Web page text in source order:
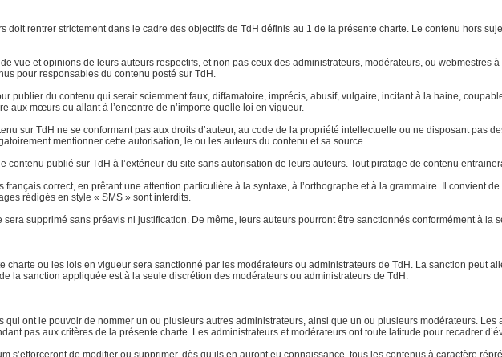
doit rentrer strictement dans le cadre des objectifs de TdH définis au 1 de la présente charte. Le contenu hors
vue et opinions de leurs auteurs respectifs, et non pas ceux des administrateurs, modérateurs, ou webmestres
pour responsables du contenu posté sur TdH.
publier du contenu qui serait sciemment faux, diffamatoire, imprécis, abusif, vulgaire, incitant à la haine,
aux mœurs ou allant à l’encontre de n’importe quelle loi en vigueur.
sur TdH ne se conformant pas aux droits d’auteur, au code de la propriété intellectuelle ou ne disposant pas
mentionner cette autorisation, le ou les auteurs du contenu et sa source.
contenu publié sur TdH à l’extérieur du site sans autorisation de leurs auteurs. Tout piratage de contenu
correct, en prêtant une attention particulière à la syntaxe, à l’orthographe et à la grammaire. Il convient
rédigés en style « SMS » sont interdits.
supprimé sans préavis ni justification. De même, leurs auteurs pourront être sanctionnés conformément à la
charte ou les lois en vigueur sera sanctionné par les modérateurs ou administrateurs de TdH. La sanction peut
la sanction appliquée est à la seule discrétion des modérateurs ou administrateurs de TdH.
qui ont le pouvoir de nommer un ou plusieurs autres administrateurs, ainsi que un ou plusieurs modérateurs.
pas aux critères de la présente charte. Les administrateurs et modérateurs ont toute latitude pour recadrer
s’efforceront de modifier ou supprimer, dès qu’ils en auront eu connaissance, tous les contenus à caractère